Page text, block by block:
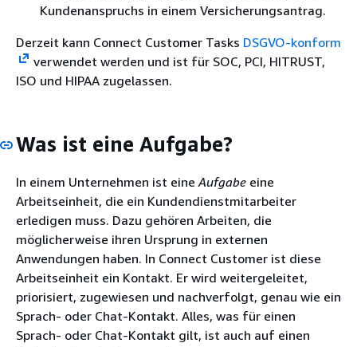
Kundenanspruchs in einem Versicherungsantrag.
Derzeit kann Connect Customer Tasks DSGVO-konform
verwendet werden und ist für SOC, PCI, HITRUST,
ISO und HIPAA zugelassen.
Was ist eine Aufgabe?
In einem Unternehmen ist eine Aufgabe eine
Arbeitseinheit, die ein Kundendienstmitarbeiter
erledigen muss. Dazu gehören Arbeiten, die
möglicherweise ihren Ursprung in externen
Anwendungen haben. In Connect Customer ist diese
Arbeitseinheit ein Kontakt. Er wird weitergeleitet,
priorisiert, zugewiesen und nachverfolgt, genau wie ein
Sprach- oder Chat-Kontakt. Alles, was für einen
Sprach- oder Chat-Kontakt gilt, ist auch auf einen